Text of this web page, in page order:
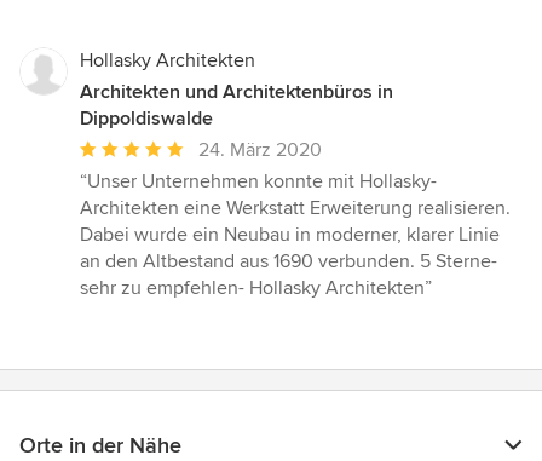
Hollasky Architekten
Architekten und Architektenbüros in
Dippoldiswalde
Durchschnittliche
Bewertung:
5
von
5
Sternen
24. März 2020
“Unser Unternehmen konnte mit Hollasky-
Architekten eine Werkstatt Erweiterung realisieren.
Dabei wurde ein Neubau in moderner, klarer Linie
an den Altbestand aus 1690 verbunden. 5 Sterne-
sehr zu empfehlen- Hollasky Architekten”
Orte in der Nähe